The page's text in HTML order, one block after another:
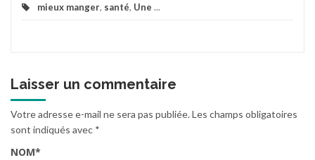
mieux manger, santé, Une ...
Laisser un commentaire
Votre adresse e-mail ne sera pas publiée.Les champs obligatoires
sont indiqués avec *
NOM*